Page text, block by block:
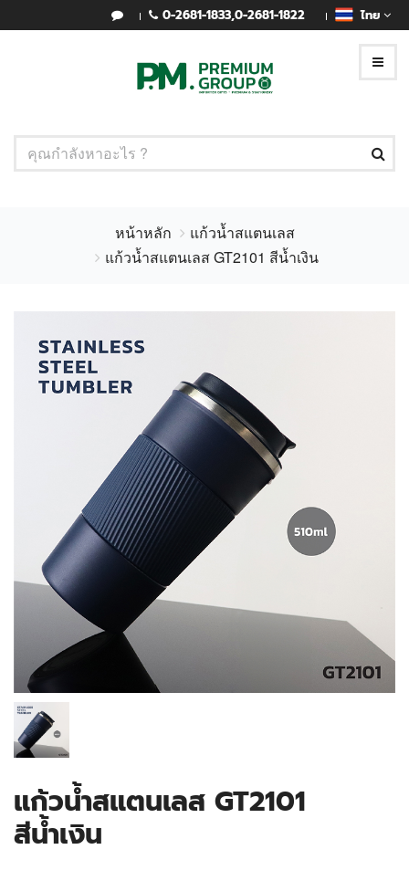
0-2681-1833,0-2681-1822 ไทย
หน้าหลัก
แก้วน้ำสแตนเลส
แก้วน้ำสแตนเลส GT2101 สีน้ำเงิน
แก้วน้ำสแตนเลส GT2101
สีน้ำเงิน